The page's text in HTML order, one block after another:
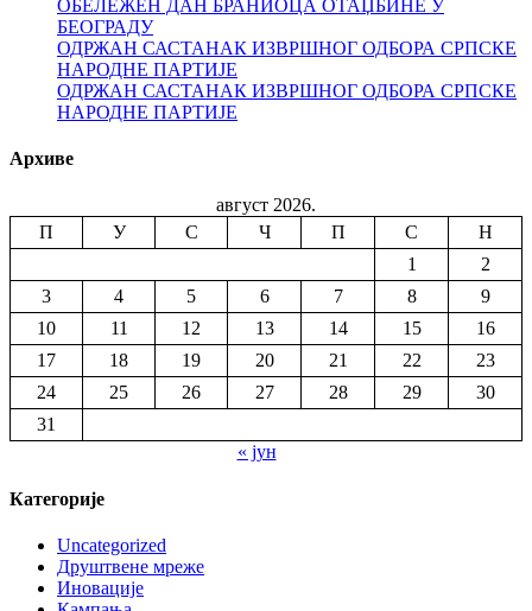
ОБЕЛЕЖЕН ДАН БРАНИОЦА ОТАЏБИНЕ У
БЕОГРАДУ
ОДРЖАН САСТАНАК ИЗВРШНОГ ОДБОРА СРПСКЕ
НАРОДНЕ ПАРТИЈЕ
ОДРЖАН САСТАНАК ИЗВРШНОГ ОДБОРА СРПСКЕ
НАРОДНЕ ПАРТИЈЕ
Архиве
август 2026.
П
У С Ч П С
Н
1
2
3
4 5 6 7 8
9
10
11 12 13 14 15
16
17
18 19 20 21 22
23
24
25 26 27 28 29
30
31
« јун
Категорије
Uncategorized
Друштвене мреже
Иновације